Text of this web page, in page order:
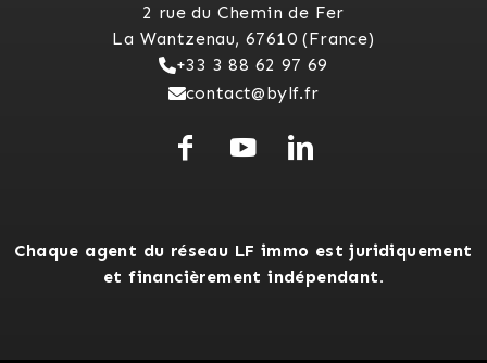
2 rue du Chemin de Fer
La Wantzenau, 67610 (France)
+33 3 88 62 97 69
contact@bylf.fr
Chaque agent du réseau LF immo est juridiquement
et financièrement indépendant.